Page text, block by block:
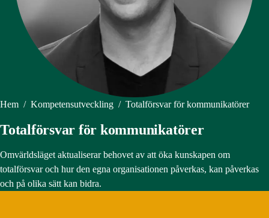
Hem / Kompetensutveckling / Totalförsvar för kommunikatörer
Totalförsvar för kommunikatörer
Omvärldsläget aktualiserar behovet av att öka kunskapen om
totalförsvar och hur den egna organisationen påverkas, kan påverkas
och på olika sätt kan bidra.